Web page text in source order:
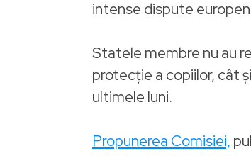
intense dispute
Statele membre nu au
protecție a copiilor, cât
ultimele luni.
Propunerea Comisiei,